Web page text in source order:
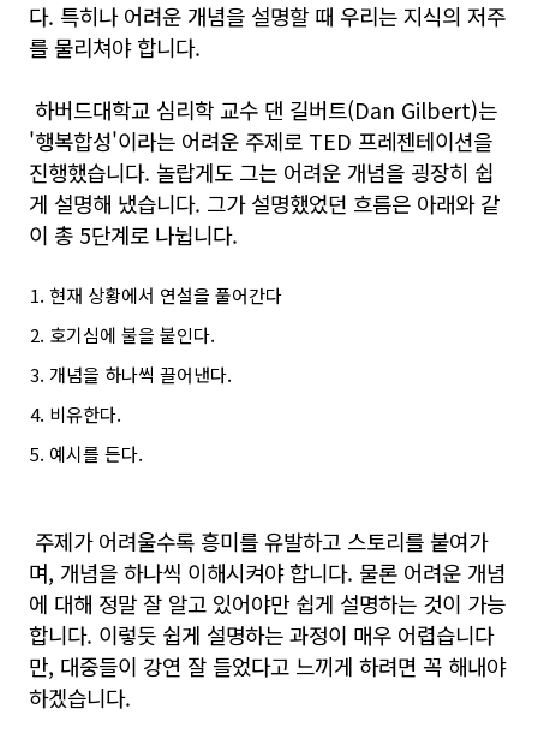
다. 특히나 어려운 개념을 설명할 때 우리는 지식의 저주
를 물리쳐야 합니다.
하버드대학교 심리학 교수 댄 길버트(Dan Gilbert)는
'행복합성'이라는 어려운 주제로 TED 프레젠테이션을
진행했습니다. 놀랍게도 그는 어려운 개념을 굉장히 쉽
게 설명해 냈습니다. 그가 설명했었던 흐름은 아래와 같
이 총 5단계로 나뉩니다.
현재 상황에서 연설을 풀어간다
호기심에 불을 붙인다.
개념을 하나씩 끌어낸다.
비유한다.
예시를 든다.
주제가 어려울수록 흥미를 유발하고 스토리를 붙여가
며, 개념을 하나씩 이해시켜야 합니다. 물론 어려운 개념
에 대해 정말 잘 알고 있어야만 쉽게 설명하는 것이 가능
합니다. 이렇듯 쉽게 설명하는 과정이 매우 어렵습니다
만, 대중들이 강연 잘 들었다고 느끼게 하려면 꼭 해내야
하겠습니다.